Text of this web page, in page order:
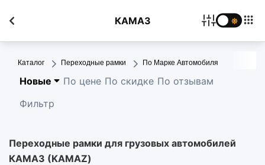
КАМАЗ
Каталог Переходные рамки По Марке Автомобиля
Новые По цене По скидке По отзывам
Фильтр
Переходные рамки для грузовых автомобилей
КАМАЗ (KAMAZ)